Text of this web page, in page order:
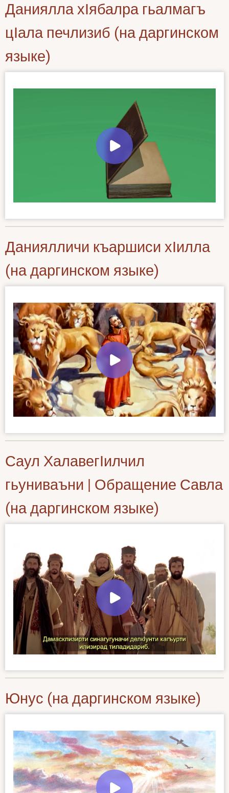
Даниялла хӀябалра гьалмагъ
цӀала печлизиб (на даргинском
языке)
Даниялличи къаршиси хӀилла
(на даргинском языке)
Саул ХалавегӀилчил
гьуниваъни | Обращение Савла
(на даргинском языке)
Юнус (на даргинском языке)